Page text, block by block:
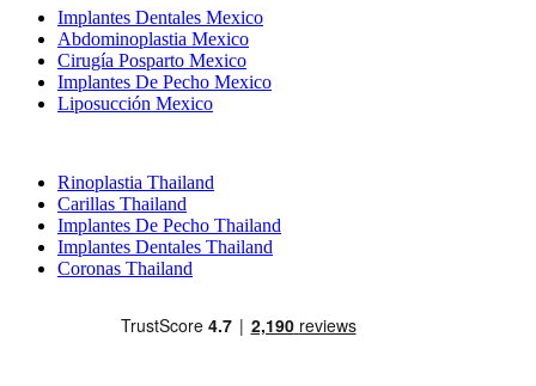
Implantes Dentales Mexico
Abdominoplastia Mexico
Cirugía Posparto Mexico
Implantes De Pecho Mexico
Liposucción Mexico
Rinoplastia Thailand
Carillas Thailand
Implantes De Pecho Thailand
Implantes Dentales Thailand
Coronas Thailand